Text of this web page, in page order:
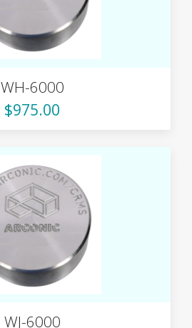
WH-6000
$975.00
WJ-6000